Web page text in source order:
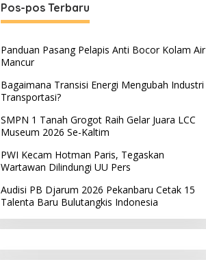
Pos-pos Terbaru
Panduan Pasang Pelapis Anti Bocor Kolam Air
Mancur
Bagaimana Transisi Energi Mengubah Industri
Transportasi?
SMPN 1 Tanah Grogot Raih Gelar Juara LCC
Museum 2026 Se-Kaltim
PWI Kecam Hotman Paris, Tegaskan
Wartawan Dilindungi UU Pers
Audisi PB Djarum 2026 Pekanbaru Cetak 15
Talenta Baru Bulutangkis Indonesia